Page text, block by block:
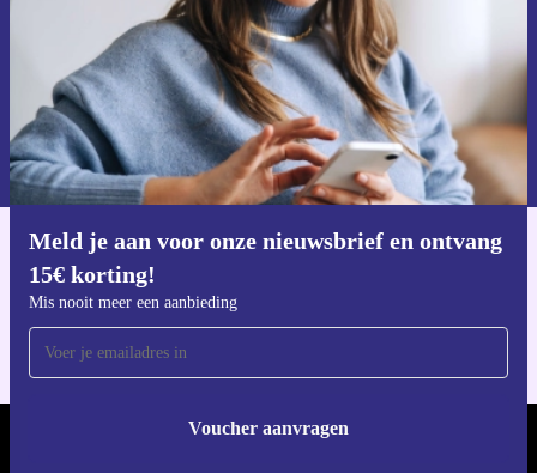
Meld je aan voor onze nieuwsbrief en ontvang
15€ korting!
Mis nooit meer een aanbieding
Voucher aanvragen
Voucher aanvragen
Informatie over het gebruik van persoonsgegevens vind je in ons
privacybeleid .